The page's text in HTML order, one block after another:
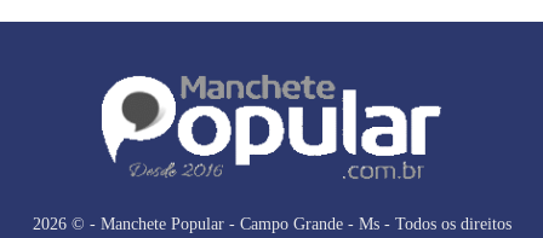
2026 © - Manchete Popular - Campo Grande - Ms - Todos os direitos